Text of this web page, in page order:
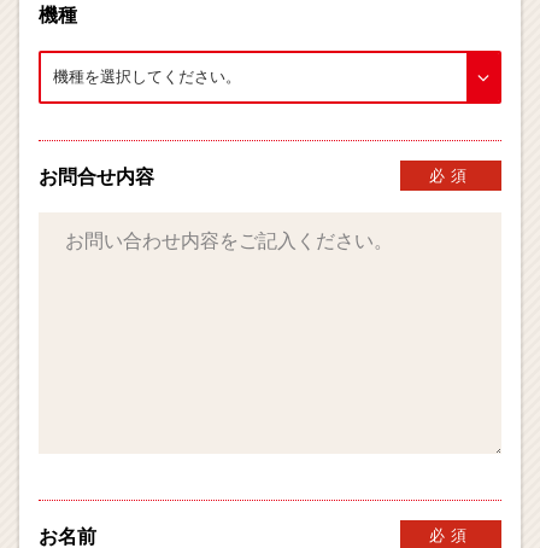
機種
お問合せ内容 必須
お名前 必須